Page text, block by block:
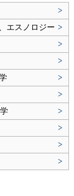
>
エスノロジー >
>
>
>
>
>
>
>
>